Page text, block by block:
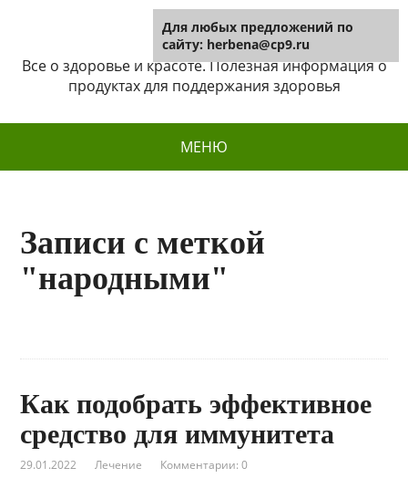
Herbena
Все о здоровье и красоте. Полезная информация о
продуктах для поддержания здоровья
МЕНЮ
Записи с меткой
"народными"
Как подобрать эффективное
средство для иммунитета
29.01.2022 Лечение Комментарии: 0
Для любых предложений по
сайту: herbena@cp9.ru